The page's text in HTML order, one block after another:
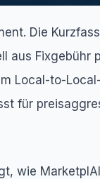
Die
Fixgebühr
Local-to-
für
wie